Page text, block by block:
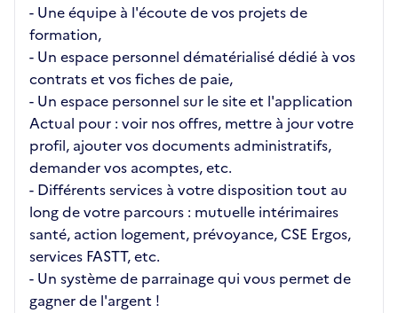
- Une équipe à l'écoute de vos projets de
formation,
- Un espace personnel dématérialisé dédié à vos
contrats et vos fiches de paie,
- Un espace personnel sur le site et l'application
Actual pour : voir nos offres, mettre à jour votre
profil, ajouter vos documents administratifs,
demander vos acomptes, etc.
- Différents services à votre disposition tout au
long de votre parcours : mutuelle intérimaires
santé, action logement, prévoyance, CSE Ergos,
services FASTT, etc.
- Un système de parrainage qui vous permet de
gagner de l'argent !